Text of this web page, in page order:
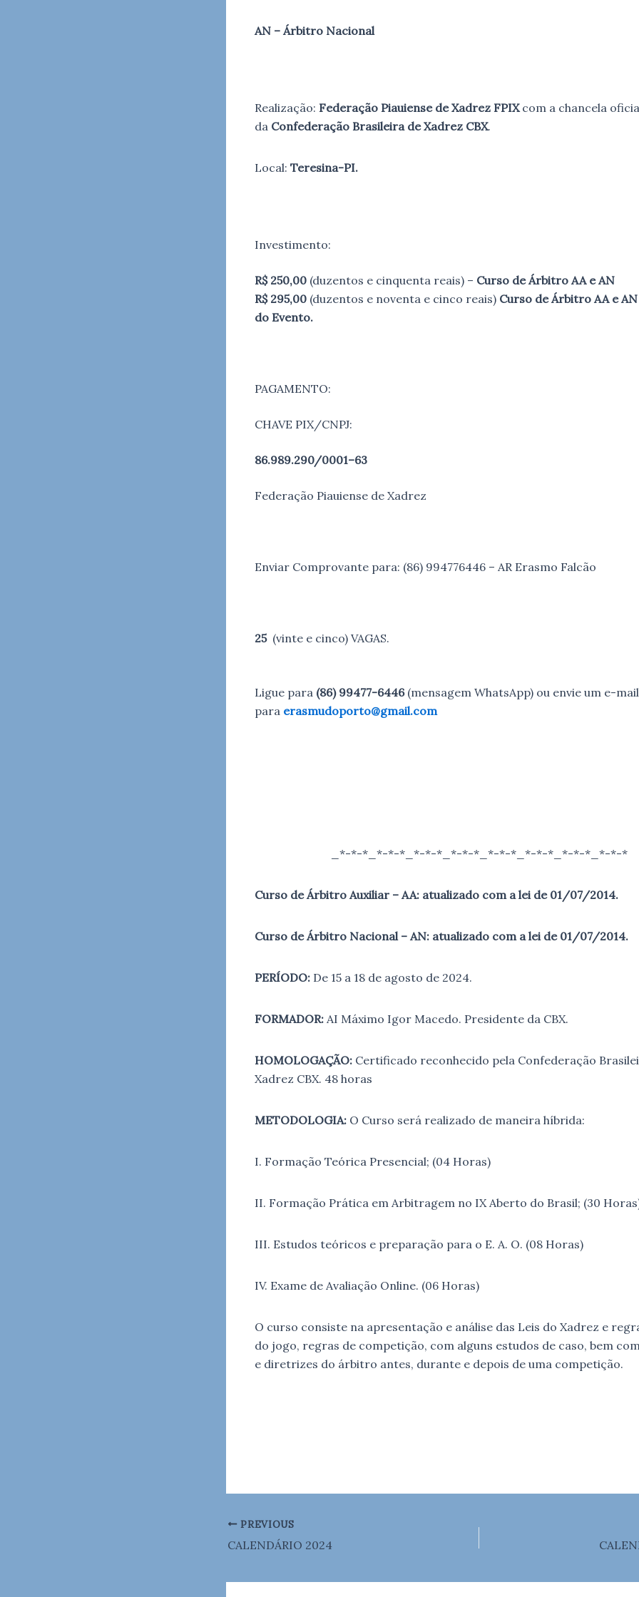
AN – Árbitro Nacional
Realização: Federação Piauiense de Xadrez FPIXcom a chancela
da Confederação Brasileira de Xadrez CBX.
Local: Teresina-PI.
Investimento:
R$ 250,00 (duzentos e cinquenta reais) – Curso de Árbitro AA e AN
R$ 295,00 (duzentos e noventa e cinco reais) Curso de Árbitro AA e
do Evento.
PAGAMENTO:
CHAVE PIX/CNPJ:
86.989.290/0001–63
Federação Piauiense de Xadrez
Enviar Comprovante para: (86) 994776446 – AR Erasmo Falcão
25(vinte e cinco) VAGAS.
Ligue para (86) 99477-6446(mensagem WhatsApp) ou envie um e-mail
para erasmudoporto@gmail.com
_*-*-*_*-*-*_*-*-*_*-*-*_*-*-*_*-*-*_*-*-*_*-*-*
Curso de Árbitro Auxiliar – AA: atualizado com a lei de 01/07/2014.
Curso de Árbitro Nacional – AN: atualizado com a lei de 01/07/2014.
PERÍODO: De 15 a 18 de agosto de 2024.
FORMADOR: AI Máximo Igor Macedo. Presidente da CBX.
HOMOLOGAÇÃO: Certificado reconhecido pela Confederação
Xadrez CBX. 48 horas
METODOLOGIA: O Curso será realizado de maneira híbrida:
I. Formação Teórica Presencial; (04 Horas)
II. Formação Prática em Arbitragem no IX Aberto do Brasil; (30
III. Estudos teóricos e preparação para o E. A. O. (08 Horas)
IV. Exame de Avaliação Online. (06 Horas)
O curso consiste na apresentação e análise das Leis do Xadrez e
do jogo, regras de competição, com alguns estudos de caso, bem
e diretrizes do árbitro antes, durante e depois de uma competição.
PREVIOUS
CALENDÁRIO 2024